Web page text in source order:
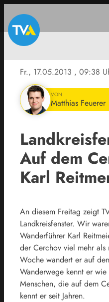
Fr., 17.05.2013 , 09:38
VON
Matthias Feuerer
Auf dem
Karl
An diesem Freitag zeigt
Landkreisfenster. Wir
Wanderführer Karl
der Cerchov viel mehr
Woche wandert er auf
Wanderwege kennt er
Menschen, die auf dem
kennt er seit Jahren.